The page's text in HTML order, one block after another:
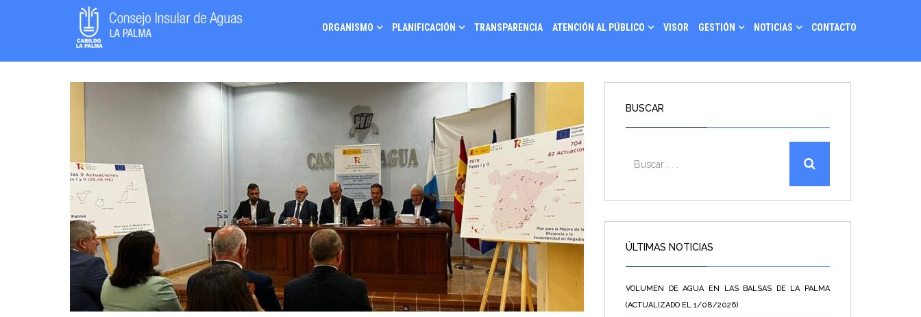
ORGANISMO PLANIFICACIÓN TRANSPARENCIA ATENCIÓN AL PÚBLICO VISOR GESTIÓN NOTICIAS CONTACTO
BUSCAR
ÚLTIMAS NOTICIAS
VOLUMEN DE AGUA EN LAS BALSAS DE LA PALMA
(ACTUALIZADO EL 1/08/2026)